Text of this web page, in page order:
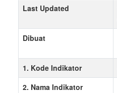
Last Updated
Dibuat
1. Kode Indikator
2. Nama Indikator